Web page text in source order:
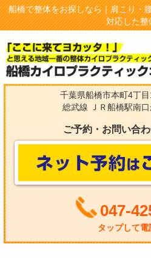
船橋で整体をお探しなら｜肩こり・
対応した整
千葉県船橋市本町4丁
総武線 ＪＲ船橋駅南
ご予約・お問い合
047-
タップして電